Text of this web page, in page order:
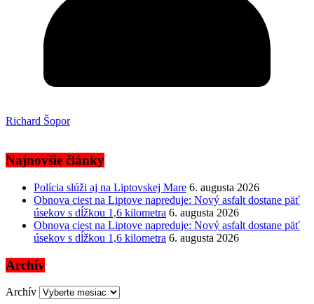
Richard Šopor
Najnovšie články
Polícia slúži aj na Liptovskej Mare 6. augusta 2026
Obnova ciest na Liptove napreduje: Nový asfalt dostane päť
úsekov s dĺžkou 1,6 kilometra 6. augusta 2026
Obnova ciest na Liptove napreduje: Nový asfalt dostane päť
úsekov s dĺžkou 1,6 kilometra 6. augusta 2026
Archív
Archív